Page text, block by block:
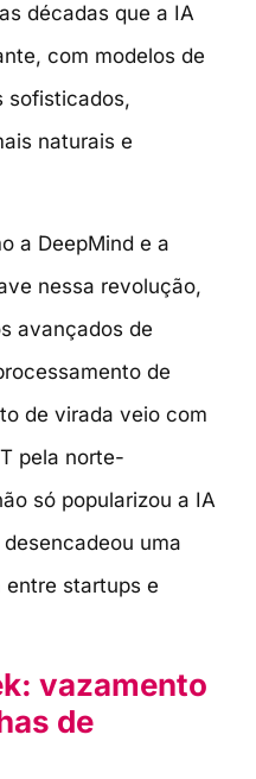
décadas que a IA
com modelos de
sofisticados,
naturais e
a DeepMind e a
nessa revolução,
avançados de
de
de virada veio com
pela norte-
só popularizou a IA
uma
startups e
vazamento
de